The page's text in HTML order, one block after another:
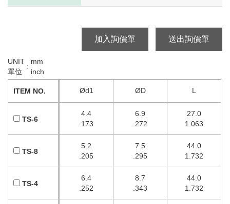
加入詢價單 送出詢價單
UNIT
:
mm
單位
inch
Ød1 ØD L
4.4
.173
6.9
.272
27.0
1.063
5.2
.205
7.5
.295
44.0
1.732
6.4
.252
8.7
.343
44.0
1.732
ITEM NO.
TS-6
TS-8
TS-4